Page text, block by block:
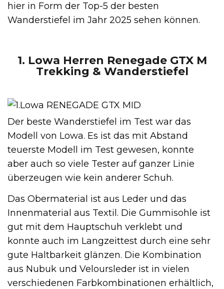
hier in Form der Top-5 der besten
Wanderstiefel im Jahr 2025 sehen können.
1. Lowa Herren Renegade GTX M
Trekking & Wanderstiefel
Der beste Wanderstiefel im Test war das
Modell von Lowa. Es ist das mit Abstand
teuerste Modell im Test gewesen, konnte
aber auch so viele Tester auf ganzer Linie
überzeugen wie kein anderer Schuh.
Das Obermaterial ist aus Leder und das
Innenmaterial aus Textil. Die Gummisohle ist
gut mit dem Hauptschuh verklebt und
konnte auch im Langzeittest durch eine sehr
gute Haltbarkeit glänzen. Die Kombination
aus Nubuk und Veloursleder ist in vielen
verschiedenen Farbkombinationen erhältlich,